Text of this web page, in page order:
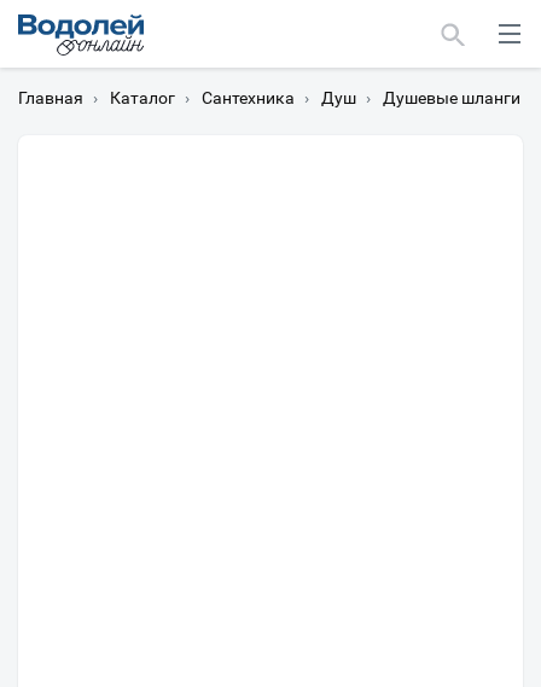
Главная › Каталог › Сантехника › Душ › Душевые шланги